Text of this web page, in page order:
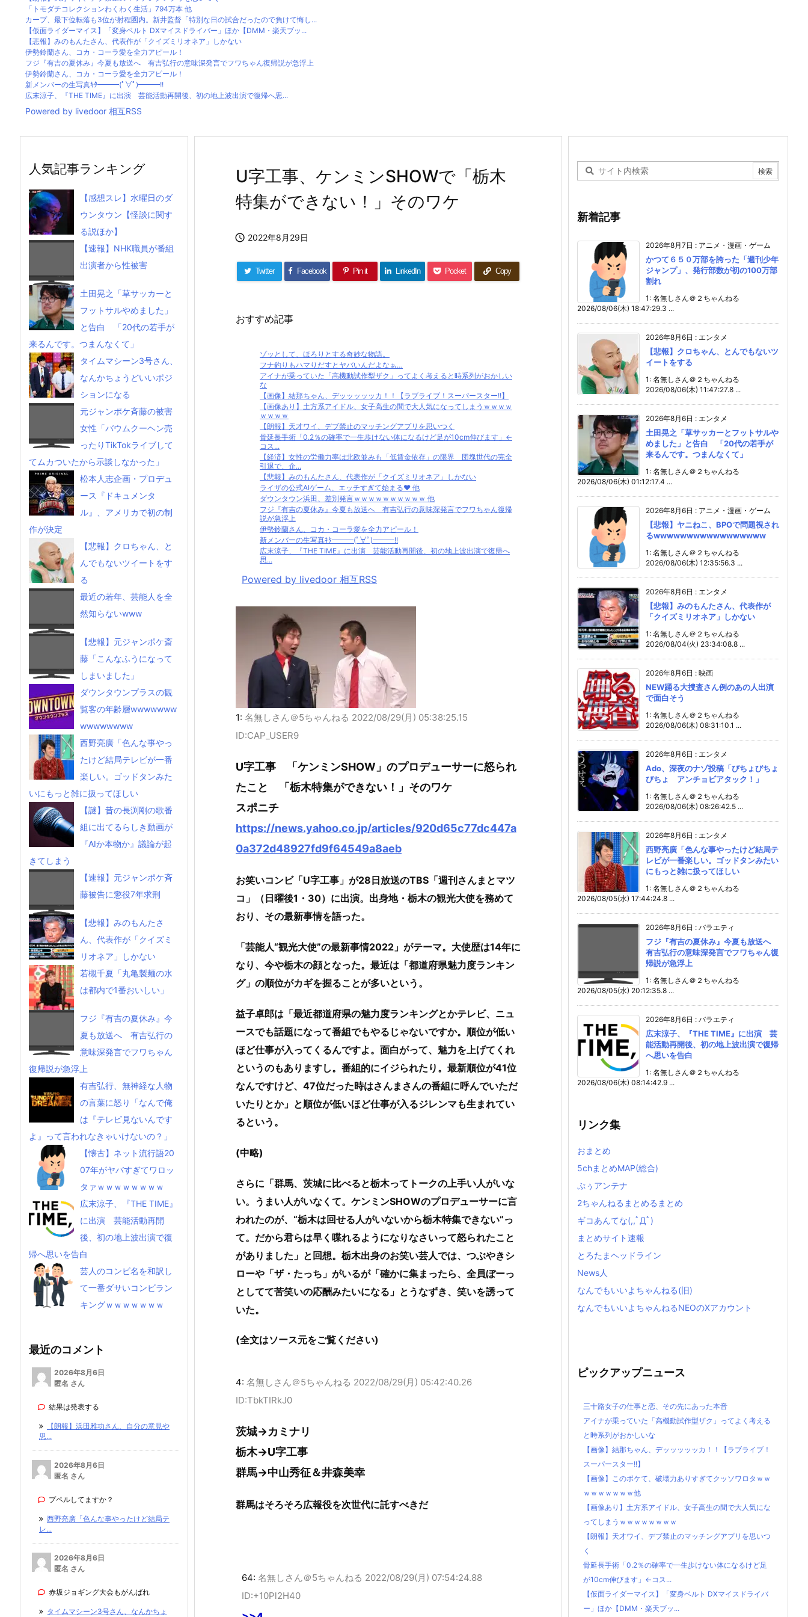
「トモダチコレクションわくわく生活」794万本 他
カープ、最下位転落も3位が射程圏内。新井監督「特別な日の試合だったので負けて悔し...
【仮面ライダーマイス】「変身ベルト DXマイスドライバー」ほか【DMM・楽天ブッ...
【悲報】みのもんたさん、代表作が「クイズミリオネア」しかない
伊勢鈴蘭さん、コカ・コーラ愛を全力アピール！
フジ『有吉の夏休み』今夏も放送へ 有吉弘行の意味深発言でフワちゃん復帰説が急浮上
伊勢鈴蘭さん、コカ・コーラ愛を全力アピール！
新メンバーの生写真ｷﾀ━━━(ﾟ∀ﾟ)━━━!!
広末涼子、『THE TIME』に出演 芸能活動再開後、初の地上波出演で復帰へ思...
Powered by livedoor 相互RSS
U字工事、ケンミンSHOWで「栃木
特集ができない！」そのワケ
 2022年8月29日
Twitter Facebook Pin it LinkedIn Pocket Copy
おすすめ記事
ゾッとして、ほろりとする奇妙な物語。
フナ釣りもハマりだすとヤバいんだよなぁ…
アイナが乗っていた「高機動試作型ザク」ってよく考えると時系列がおかしい
な
【画像】結那ちゃん、デッッッッッカ！！【ラブライブ！スーパースター!!】
【画像あり】土方系アイドル、女子高生の間で大人気になってしまうｗｗｗｗ
ｗｗｗｗ
【朗報】天才ワイ、デブ禁止のマッチングアプリを思いつく
骨延長手術「0.2％の確率で一生歩けない体になるけど足が10cm伸びます」←
コス...
【経済】女性の労働力率は北欧並みも「低賃金依存」の限界 団塊世代の完全
引退で、企...
【悲報】みのもんたさん、代表作が「クイズミリオネア」しかない
ライザの公式AIゲーム、エッチすぎて始まる♥ 他
ダウンタウン浜田、差別発言ｗｗｗｗｗｗｗｗｗｗ 他
フジ『有吉の夏休み』今夏も放送へ 有吉弘行の意味深発言でフワちゃん復帰
説が急浮上
伊勢鈴蘭さん、コカ・コーラ愛を全力アピール！
新メンバーの生写真ｷﾀ━━━(ﾟ∀ﾟ)━━━!!
広末涼子、『THE TIME』に出演 芸能活動再開後、初の地上波出演で復帰へ
思...
Powered by livedoor 相互RSS
1: 名無しさん＠5ちゃんねる 2022/08/29(月) 05:38:25.15
ID:CAP_USER9
U字工事 「ケンミンSHOW」のプロデューサーに怒られ
たこと 「栃木特集ができない！」そのワケ
スポニチ
https://news.yahoo.co.jp/articles/920d65c77dc447a
0a372d48927fd9f64549a8aeb
お笑いコンビ「U字工事」が28日放送のTBS「週刊さんまとマツ
コ」（日曜後1・30）に出演。出身地・栃木の観光大使を務めて
おり、その最新事情を語った。
「芸能人“観光大使”の最新事情2022」がテーマ。大使歴は14年に
なり、今や栃木の顔となった。最近は「都道府県魅力度ランキン
グ」の順位がカギを握ることが多いという。
益子卓郎は「最近都道府県の魅力度ランキングとかテレビ、ニュ
ースでも話題になって番組でもやるじゃないですか。順位が低い
ほど仕事が入ってくるんですよ。面白がって、魅力を上げてくれ
というのもありますし。番組的にイジられたり。最新順位が41位
なんですけど、47位だった時はさんまさんの番組に呼んでいただ
いたりとか」と順位が低いほど仕事が入るジレンマも生まれてい
るという。
(中略)
さらに「群馬、茨城に比べると栃木ってトークの上手い人がいな
い。うまい人がいなくて。ケンミンSHOWのプロデューサーに言
われたのが、“栃木は回せる人がいないから栃木特集できない”っ
て。だから君らは早く喋れるようになりなさいって怒られたこと
がありました」と回想。栃木出身のお笑い芸人では、つぶやきシ
ローや「ザ・たっち」がいるが「確かに集まったら、全員ぼーっ
としてて苦笑いの応酬みたいになる」とうなずき、笑いを誘って
いた。
(全文はソース元をご覧ください)
4: 名無しさん＠5ちゃんねる 2022/08/29(月) 05:42:40.26
ID:TbkTIRkJ0
茨城→カミナリ
栃木→U字工事
群馬→中山秀征＆井森美幸
群馬はそろそろ広報役を次世代に託すべきだ
64: 名無しさん＠5ちゃんねる 2022/08/29(月) 07:54:24.88
ID:+10Pl2H40
人気記事ランキング
【感想スレ】水曜日のダ
ウンタウン【怪談に関す
る説ほか】
【速報】NHK職員が番組
出演者から性被害
土田晃之「草サッカーと
フットサルやめました」
と告白 「20代の若手が
来るんです。つまんなくて」
タイムマシーン3号さん、
なんかちょうどいいポジ
ションになる
元ジャンポケ斉藤の被害
女性「バウムクーヘン売
ったりTikTokライブして
てムカついたから示談しなかった」
松本人志企画・プロデュ
ース『ドキュメンタ
ル』、アメリカで初の制
作が決定
【悲報】クロちゃん、と
んでもないツイートをす
る
最近の若年、芸能人を全
然知らないwww
【悲報】元ジャンポケ斎
藤「こんなふうになって
しまいました」
ダウンタウンプラスの観
覧客の年齢層wwwwwww
wwwwwwww
西野亮廣「色んな事やっ
たけど結局テレビが一番
楽しい。ゴッドタンみた
いにもっと雑に扱ってほしい
【謎】昔の長渕剛の歌番
組に出てるらしき動画が
『AIか本物か』議論が起
きてしまう
【速報】元ジャンポケ斉
藤被告に懲役7年求刑
【悲報】みのもんたさ
ん、代表作が「クイズミ
リオネア」しかない
若槻千夏「丸亀製麺の水
は都内で1番おいしい」
フジ『有吉の夏休み』今
夏も放送へ 有吉弘行の
意味深発言でフワちゃん
復帰説が急浮上
有吉弘行、無神経な人物
の言葉に怒り「なんで俺
は『テレビ見ないんです
よ』って言われなきゃいけないの？」
【懐古】ネット流行語20
07年がヤバすぎてワロッ
タァｗｗｗｗｗｗｗｗ
広末涼子、『THE TIME』
に出演 芸能活動再開
後、初の地上波出演で復
帰へ思いを告白
芸人のコンビ名を和訳し
て一番ダサいコンビラン
キングｗｗｗｗｗｗｗ
最近のコメント
2026年8月6日
匿名 さん
結果は発表する
【朗報】浜田雅功さん、自分の意見や
思...
2026年8月6日
匿名 さん
プペルしてますか？
西野亮廣「色んな事やったけど結局テ
レ...
2026年8月6日
匿名 さん
赤坂ジョギング大会もがんばれ
タイムマシーン3号さん、なんかちょ
新着記事
2026年8月7日 : アニメ・漫画・ゲーム
かつて６５０万部を誇った「週刊少年
ジャンプ」、発行部数が初の100万部
割れ
1: 名無しさん＠２ちゃんねる
2026/08/06(木) 18:47:29.3 ...
2026年8月6日 : エンタメ
【悲報】クロちゃん、とんでもないツ
イートをする
1: 名無しさん＠２ちゃんねる
2026/08/06(木) 11:47:27.8 ...
2026年8月6日 : エンタメ
土田晃之「草サッカーとフットサルや
めました」と告白 「20代の若手が
来るんです。つまんなくて」
1: 名無しさん＠２ちゃんねる
2026/08/06(木) 01:12:17.4 ...
2026年8月6日 : アニメ・漫画・ゲーム
【悲報】ヤニねこ、BPOで問題視され
るwwwwwwwwwwwwwwwww
1: 名無しさん＠２ちゃんねる
2026/08/06(木) 12:35:56.3 ...
2026年8月6日 : エンタメ
【悲報】みのもんたさん、代表作が
「クイズミリオネア」しかない
1: 名無しさん＠２ちゃんねる
2026/08/04(火) 23:34:08.8 ...
2026年8月6日 : 映画
NEW踊る大捜査さん例のあの人出演
で面白そう
1: 名無しさん＠２ちゃんねる
2026/08/06(木) 08:31:10.1 ...
2026年8月6日 : エンタメ
Ado、深夜のナゾ投稿「びちょびちょ
びちょ アンチョビアタック！」
1: 名無しさん＠２ちゃんねる
2026/08/06(木) 08:26:42.5 ...
2026年8月6日 : エンタメ
西野亮廣「色んな事やったけど結局テ
レビが一番楽しい。ゴッドタンみたい
にもっと雑に扱ってほしい
1: 名無しさん＠２ちゃんねる
2026/08/05(水) 17:44:24.8 ...
2026年8月6日 : バラエティ
フジ『有吉の夏休み』今夏も放送へ
有吉弘行の意味深発言でフワちゃん復
帰説が急浮上
1: 名無しさん＠２ちゃんねる
2026/08/05(水) 20:12:35.8 ...
2026年8月6日 : バラエティ
広末涼子、『THE TIME』に出演 芸
能活動再開後、初の地上波出演で復帰
へ思いを告白
1: 名無しさん＠２ちゃんねる
2026/08/06(木) 08:14:42.9 ...
リンク集
おまとめ
5chまとめMAP(総合)
ぷぅアンテナ
2ちゃんねるまとめるまとめ
ギコあんてな(,,ﾟДﾟ)
まとめサイト速報
とろたまヘッドライン
News人
なんでもいいよちゃんねる(旧)
なんでもいいよちゃんねるNEOのXアカウント
ピックアップニュース
三十路女子の仕事と恋、その先にあった本音
アイナが乗っていた「高機動試作型ザク」ってよく考える
と時系列がおかしいな
【画像】結那ちゃん、デッッッッッカ！！【ラブライブ！
スーパースター!!】
【画像】このボケて、破壊力ありすぎてクッソワロタｗｗ
ｗｗｗｗｗｗｗ他
【画像あり】土方系アイドル、女子高生の間で大人気にな
ってしまうｗｗｗｗｗｗｗｗ
【朗報】天才ワイ、デブ禁止のマッチングアプリを思いつ
く
骨延長手術「0.2％の確率で一生歩けない体になるけど足
が10cm伸びます」←コス...
【仮面ライダーマイス】「変身ベルト DXマイスドライバ
ー」ほか【DMM・楽天ブッ...